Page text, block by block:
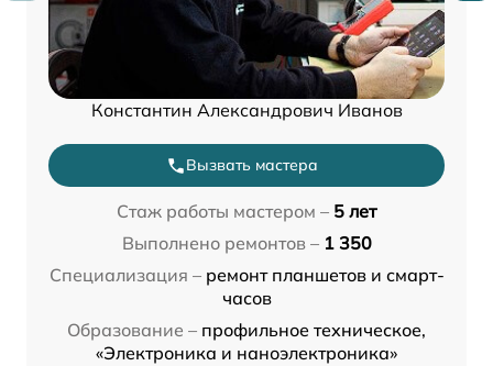
Константин Александрович Иванов
Вызвать мастера
Стаж работы мастером – 5 лет
Выполнено ремонтов – 1 350
Специализация – ремонт планшетов и смарт-
часов
Образование – профильное техническое,
«Электроника и наноэлектроника»